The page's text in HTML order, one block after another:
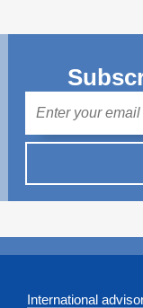
International